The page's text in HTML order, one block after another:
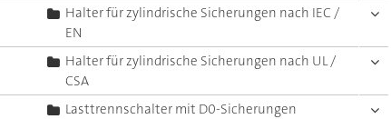
Halter für zylindrische Sicherungen nach IEC /
EN
Halter für zylindrische Sicherungen nach UL /
CSA
Lasttrennschalter mit D0-Sicherungen